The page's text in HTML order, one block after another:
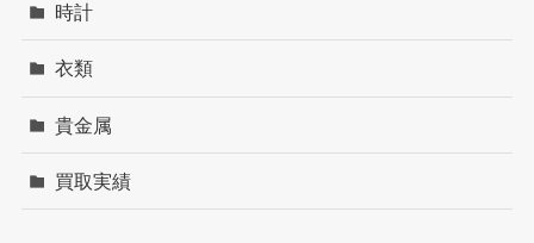
時計
衣類
貴金属
買取実績